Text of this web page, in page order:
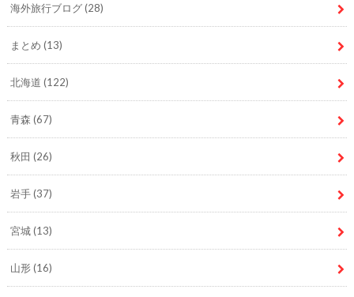
海外旅行ブログ(28)
まとめ (13)
北海道 (122)
青森 (67)
秋田 (26)
岩手(37)
宮城(13)
山形(16)